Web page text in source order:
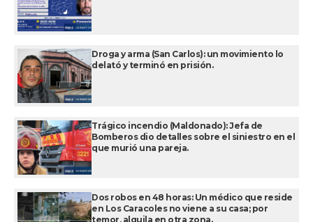
Droga y arma (San Carlos): un movimiento lo
delató y terminó en prisión.
Trágico incendio (Maldonado): Jefa de
Bomberos dio detalles sobre el siniestro en el
que murió una pareja.
Dos robos en 48 horas: Un médico que reside
en Los Caracoles no viene a su casa; por
temor, alquila en otra zona.